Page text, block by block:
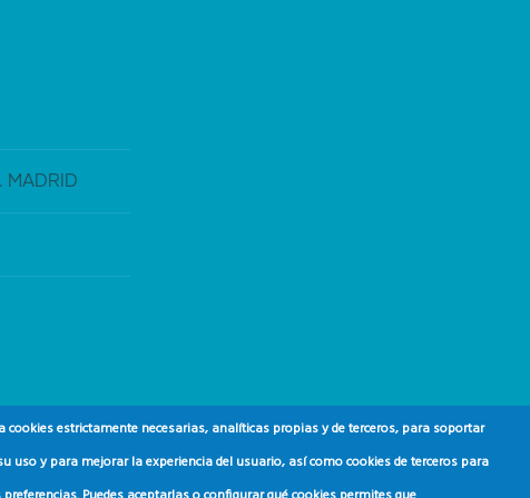
MADRID
estrictamente necesarias, analíticas propias y de terceros, para soportar
uso y para mejorar la experiencia del usuario, así como cookies de terceros para